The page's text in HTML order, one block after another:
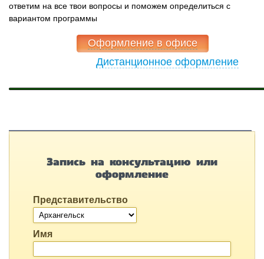
ответим на все твои вопросы и поможем определиться с
вариантом программы
Оформление в офисе
Дистанционное оформление